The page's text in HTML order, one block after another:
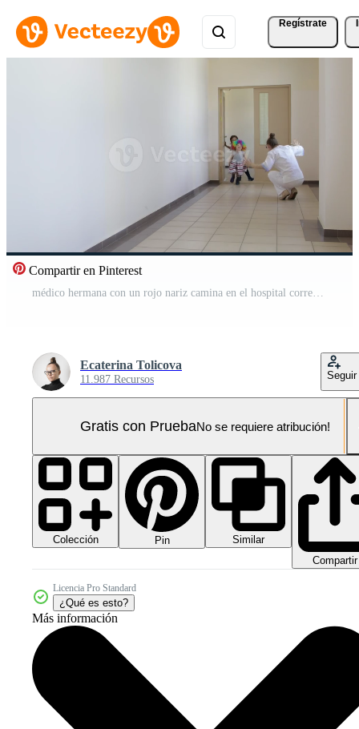
Regístrate
Compartir en Pinterest
médico hermana con un rojo nariz camina en el hospital corredor Vídeo Pro
Ecaterina Tolicova
11.987 Recursos Seguir
Gratis con PruebaNo se requiere atribución!
Colección Pin
Similar
Compartir
Licencia Pro Standard
¿Qué es esto?
Más información